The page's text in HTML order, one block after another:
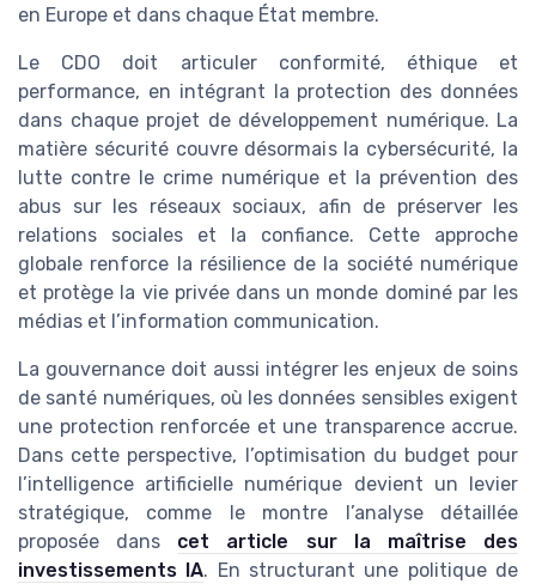
en Europe et dans chaque État membre.
Le CDO doit articuler conformité, éthique et
performance, en intégrant la protection des données
dans chaque projet de développement numérique. La
matière sécurité couvre désormais la cybersécurité, la
lutte contre le crime numérique et la prévention des
abus sur les réseaux sociaux, afin de préserver les
relations sociales et la confiance. Cette approche
globale renforce la résilience de la société numérique
et protège la vie privée dans un monde dominé par les
médias et l’information communication.
La gouvernance doit aussi intégrer les enjeux de soins
de santé numériques, où les données sensibles exigent
une protection renforcée et une transparence accrue.
Dans cette perspective, l’optimisation du budget pour
l’intelligence artificielle numérique devient un levier
stratégique, comme le montre l’analyse détaillée
proposée dans cet article sur la maîtrise des
investissements IA. En structurant une politique de